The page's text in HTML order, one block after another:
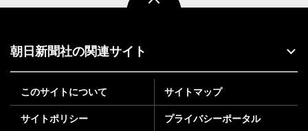
朝日新聞社の関連サイト
このサイトについて サイトマップ
サイトポリシー プライバシーポータル